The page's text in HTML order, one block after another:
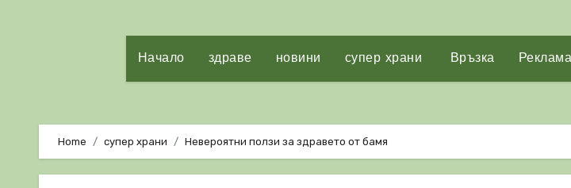
Начало здраве новини супер храни Връзка Реклама
Home супер храни Невероятни ползи за здравето от бамя